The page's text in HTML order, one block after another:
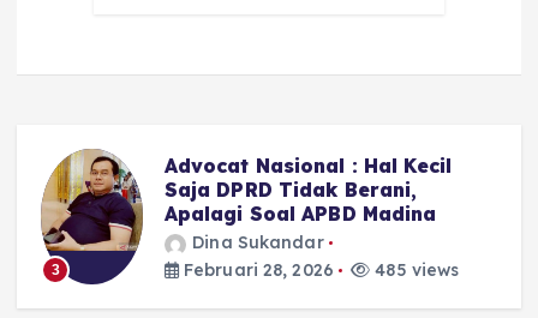
4
Sekitar LPJU Kotanopan, 6 Dari
7 Anggota DPRD Madina II
Memilih Bungkam
Dina Sukandar
Februari 28, 2026
400 views